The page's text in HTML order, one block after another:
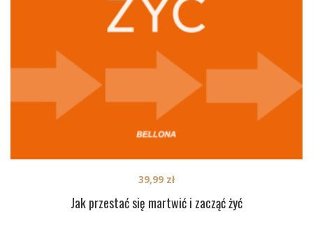
Jak przestać się martwić i zacząć żyć
39,99 zł